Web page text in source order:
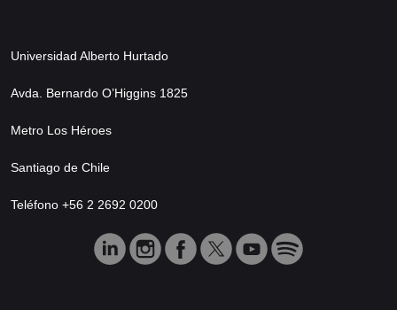
Universidad Alberto Hurtado
Avda. Bernardo O’Higgins 1825
Metro Los Héroes
Santiago de Chile
Teléfono +56 2 2692 0200